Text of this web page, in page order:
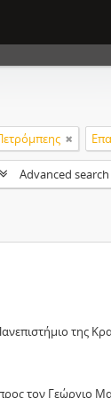
Advanced
της
τον Γεώργιο